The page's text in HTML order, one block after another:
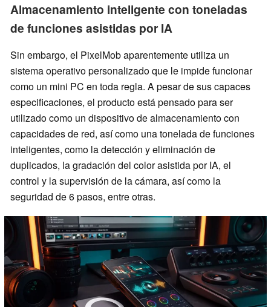
Almacenamiento inteligente con toneladas
de funciones asistidas por IA
Sin embargo, el PixelMob aparentemente utiliza un
sistema operativo personalizado que le impide funcionar
como un mini PC en toda regla. A pesar de sus capaces
especificaciones, el producto está pensado para ser
utilizado como un dispositivo de almacenamiento con
capacidades de red, así como una tonelada de funciones
inteligentes, como la detección y eliminación de
duplicados, la gradación del color asistida por IA, el
control y la supervisión de la cámara, así como la
seguridad de 6 pasos, entre otras.